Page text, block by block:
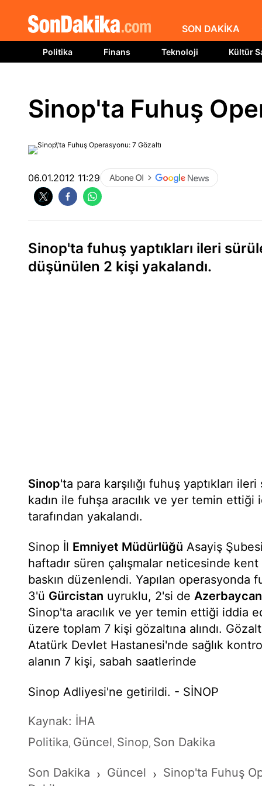
SON DAKİKA
Politika Finans Teknoloji Kültür
Sinop'ta Fuhuş
06.01.2012 11:29
Sinop'ta fuhuş yaptıkları ileri
düşünülen 2 kişi yakalandı.
Sinop'ta para karşılığı fuhuş yaptıkları
kadın ile fuhşa aracılık ve yer temin
tarafından yakalandı.
Sinop İl Emniyet Müdürlüğü Asayiş
haftadır süren çalışmalar neticesinde
baskın düzenlendi. Yapılan operasyonda
3'ü Gürcistan uyruklu, 2'si de Azerbaycan
Sinop'ta aracılık ve yer temin ettiği iddia
üzere toplam 7 kişi gözaltına alındı.
Atatürk Devlet Hastanesi'nde sağlık
alanın 7 kişi, sabah saatlerinde
Sinop Adliyesi'ne getirildi. - SİNOP
Kaynak: İHA
Politika, Güncel, Sinop, Son Dakika
Son Dakika › Güncel › Sinop'ta Fuhuş